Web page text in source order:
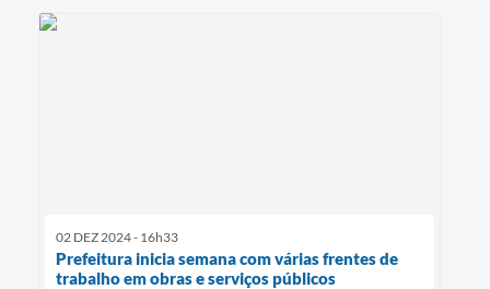
02 DEZ 2024 - 16h33
Prefeitura inicia semana com várias frentes de
trabalho em obras e serviços públicos